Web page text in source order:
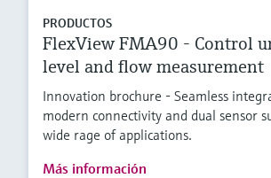
PRODUCTOS
FlexView FMA90 - Control
level and flow measurement
Innovation brochure - Seamless
modern connectivity and dual sensor
wide rage of applications.
Más información